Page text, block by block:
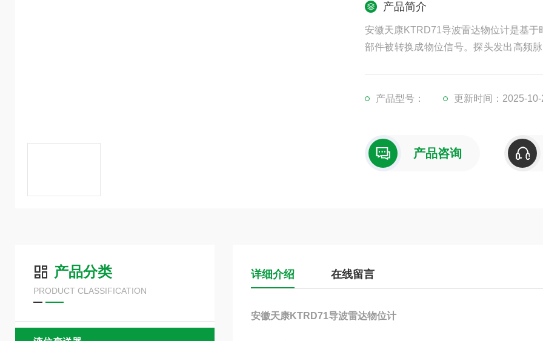
产品简介
安徽天康KTRD71导波雷达物位计是基
部件被转换成物位信号。探头发出高频
产品型号： 更新时间：2025-
产品咨询
产品分类
PRODUCT CLASSIFICATION
详细介绍 在线留言
安徽天康KTRD71导波雷达物位计